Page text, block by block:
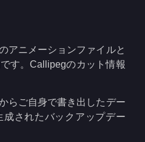
アニメーションファイルと
す。Callipegのカット情報
らご自身で書き出したデー
成されたバックアップデー